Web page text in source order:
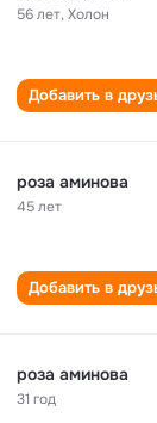
56 лет,Холон
Добавить в
роза аминова
45 лет
Добавить в
роза аминова
31 год